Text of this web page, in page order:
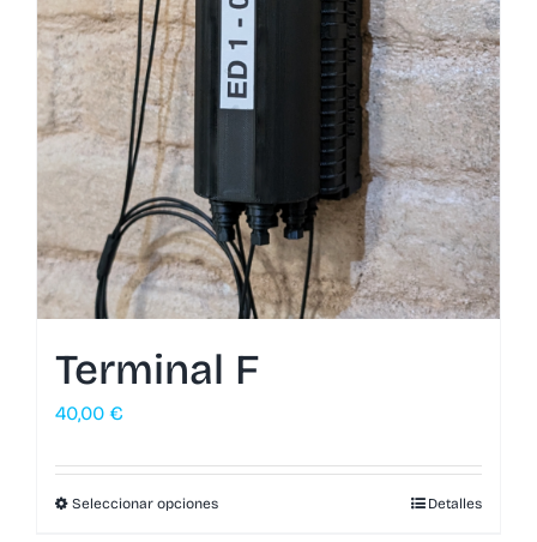
Terminal F
40,00 €
Seleccionar opciones Detalles